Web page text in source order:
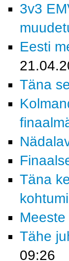
3v3
Eesti
Täna
Täna
Tähe
09:26